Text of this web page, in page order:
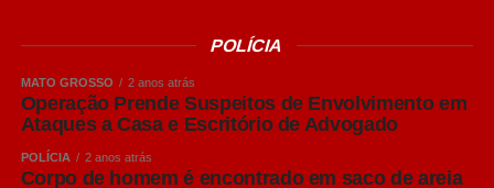
Embora “Puro Malte” não seja um estilo de cerveja, mas
uma classificação relacionada aos ingredientes utilizados
na produção, o termo se tornou bastante conhecido entre
os consumidores brasileiros.
Produzidas exclusivamente com malte de cevada, água,
POLÍCIA
MATO GROSSO 2 anos atrás
Operação Prende Suspeitos de Envolvimento em
Ataques a Casa e Escritório de Advogado
POLÍCIA 2 anos atrás
Corpo de homem é encontrado em saco de areia